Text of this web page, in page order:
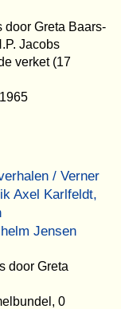
door Greta Baars-
Jacobs
verket (17
/ Verner
Axel Karlfeldt,
Jensen
door Greta
0